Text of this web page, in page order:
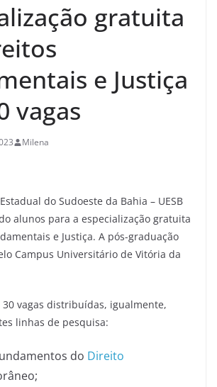
gratuita
e Justiça
vagas
Milena
do Sudoeste da Bahia – UESB
alunos para a especialização gratuita
e Justiça. A pós-graduação
Campus Universitário de Vitória da
30 vagas distribuídas, igualmente,
linhas de pesquisa:
do Direito